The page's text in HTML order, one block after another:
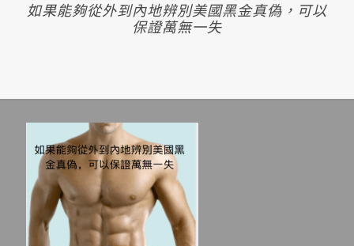
如果能夠從外到內地辨別美國黑金真偽，可以
保證萬無一失